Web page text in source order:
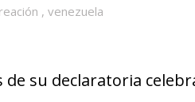
,venezuela
de su declaratoria